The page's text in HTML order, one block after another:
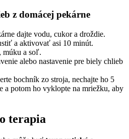
z domácej pekárne
dajte vodu, cukor a droždie.
a aktivovať asi 10 minút.
múku a soľ.
alebo nastavenie pre biely chlieb
bochník zo stroja, nechajte ho 5
a potom ho vyklopte na mriežku, aby
terapia